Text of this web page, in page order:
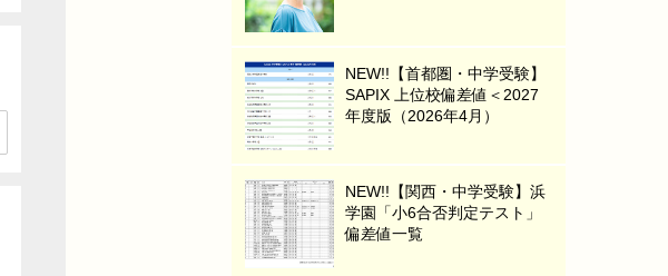
NEW!!【首都圏・中学受験】
SAPIX 上位校偏差値＜2027
年度版（2026年4月）
NEW!!【関西・中学受験】浜
学園「小6合否判定テスト」
偏差値一覧